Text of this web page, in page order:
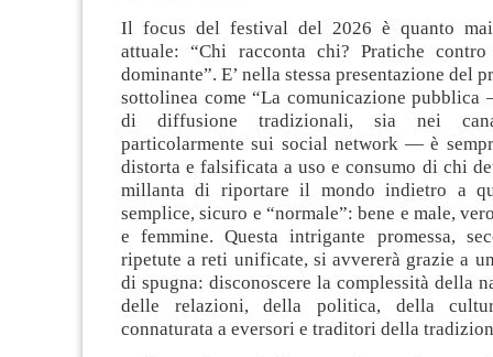
Il focus del festival del 2026 è quanto
attuale: “Chi racconta chi? Pratiche
dominante”. E’ nella stessa presentazione del
sottolinea come “La comunicazione
di diffusione tradizionali, sia nei
particolarmente sui social network — è
distorta e falsificata a uso e consumo di chi
millanta di riportare il mondo indietro a
semplice, sicuro e “normale”: bene e male,
e femmine. Questa intrigante promessa,
ripetute a reti unificate, si avvererà grazie a
di spugna: disconoscere la complessità della
delle relazioni, della politica, della
connaturata a eversori e traditori della